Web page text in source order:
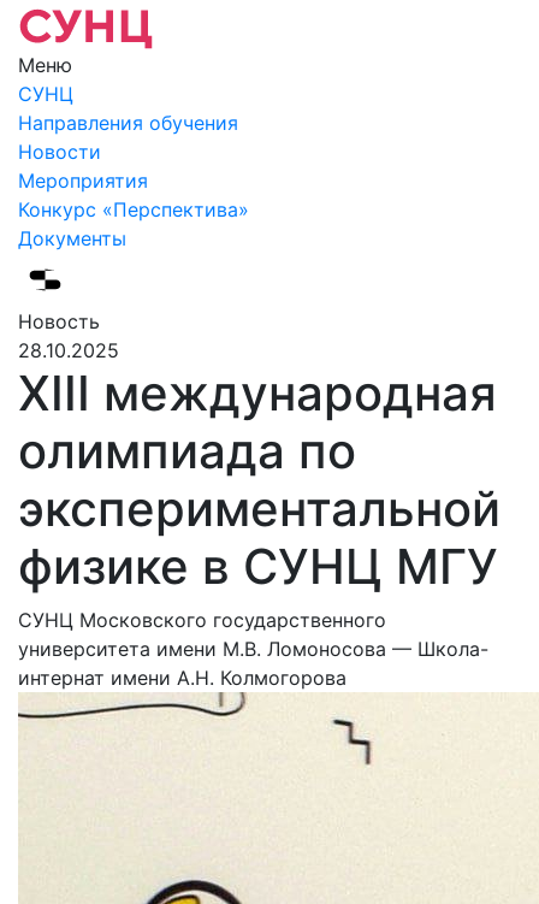
Меню
СУНЦ
Направления обучения
Новости
Мероприятия
Конкурс «Перспектива»
Документы
Новость
28.10.2025
XIII международная
олимпиада по
экспериментальной
физике в СУНЦ МГУ
СУНЦ Московского государственного
университета имени М.В. Ломоносова — Школа-
интернат имени А.Н. Колмогорова